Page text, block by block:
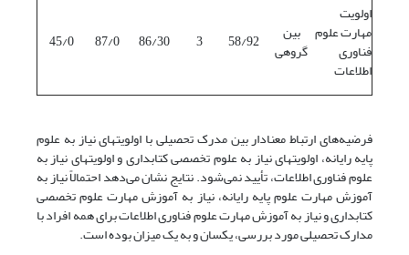
اولویت
مهارت علوم
فناوری
اطلاعات
بین
گروهی 58/92
3
86/30
87/0
45/0
فرضیه‌های ارتباط معنادار بین مدرک تحصیلی با اولویتهای نیاز به علوم
پایه رایانه، اولویتهای نیاز به علوم تخصصی کتابداری و اولویتهای نیاز به
علوم فناوری اطلاعات، تأیید نمی‌شود. نتایج نشان می‌دهد احتمالاً نیاز به
آموزش مهارت علوم پایه رایانه، نیاز به آموزش مهارت علوم تخصصی
کتابداری و نیاز به آموزش مهارت علوم فناوری اطلاعات برای همه افراد با
مدارک تحصیلی مورد بررسی، یکسان و به یک میزان بوده است.